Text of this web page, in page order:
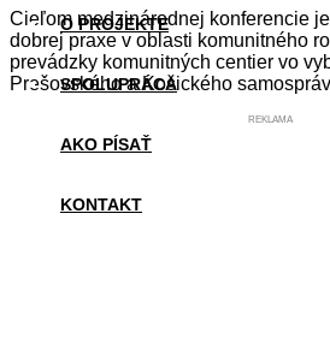
O PROJEKTE
SPOLUPRÁCA
AKO PÍSAŤ
KONTAKT
Cieľom medzinárodnej konferencie
dobrej praxe v oblasti komunitného
prevádzky komunitných centier vo
Prešovského a Košického
REKLAMA